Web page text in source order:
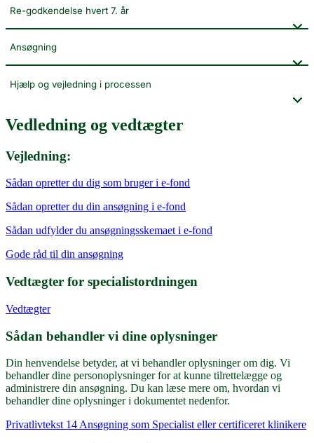
Re-godkendelse hvert 7. år
Ansøgning
Hjælp og vejledning i processen
Vedledning og vedtægter
Vejledning:
Sådan opretter du dig som bruger i e-fond
Sådan opretter du din ansøgning i e-fond
Sådan udfylder du ansøgningsskemaet i e-fond
Gode råd til din ansøgning
Vedtægter for specialistordningen
Vedtægter
Sådan behandler vi dine oplysninger
Din henvendelse betyder, at vi behandler oplysninger om dig. Vi
behandler dine personoplysninger for at kunne tilrettelægge og
administrere din ansøgning. Du kan læse mere om, hvordan vi
behandler dine oplysninger i dokumentet nedenfor.
Privatlivtekst 14 Ansøgning som Specialist eller certificeret klinikere